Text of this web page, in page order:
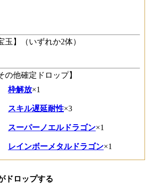
玉】（いずれか2体）
の他確定ドロップ】
枠解放×1
スキル遅延耐性×3
スーパーノエルドラゴン×1
レインボーメタルドラゴン×1
ドロップする